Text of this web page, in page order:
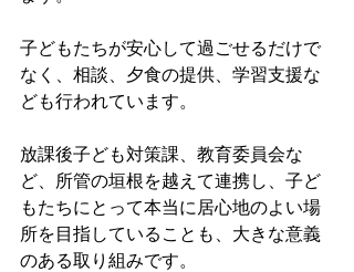
子どもたちが安心して過ごせるだけで
なく、相談、夕食の提供、学習支援な
ども行われています。
放課後子ども対策課、教育委員会な
ど、所管の垣根を越えて連携し、子ど
もたちにとって本当に居心地のよい場
所を目指していることも、大きな意義
のある取り組みです。